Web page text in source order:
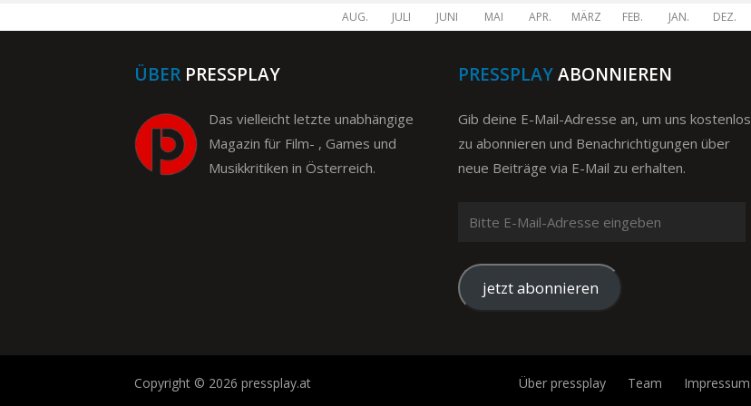
AUG.
JULI
JUNI
MAI
APR.
MÄRZ
FEB.
JAN. DEZ.
ÜBER PRESSPLAY
Das vielleicht letzte unabhängige
Magazin für Film- , Games und
Musikkritiken in Österreich.
PRESSPLAYABONNIEREN
Gib deine E-Mail-Adresse an, um uns kostenlos
zu abonnieren und Benachrichtigungen über
neue Beiträge via E-Mail zu erhalten.
Mail-
Adresse
eingeben
jetzt abonnieren
Copyright © 2026 pressplay.at Über pressplay Team Impressum